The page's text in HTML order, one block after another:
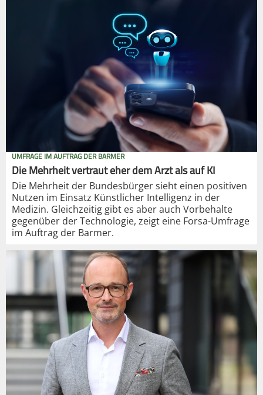
UMFRAGE IM AUFTRAG DER BARMER
Die Mehrheit vertraut eher dem Arzt als auf KI
Die Mehrheit der Bundesbürger sieht einen positiven
Nutzen im Einsatz Künstlicher Intelligenz in der
Medizin. Gleichzeitig gibt es aber auch Vorbehalte
gegenüber der Technologie, zeigt eine Forsa-Umfrage
im Auftrag der Barmer.